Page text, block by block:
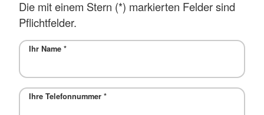
Die mit einem Stern (*) markierten Felder sind
Pflichtfelder.
Ihr Name *
Ihre Telefonnummer *